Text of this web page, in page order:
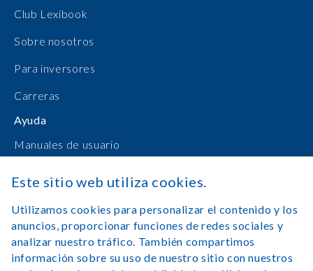
Club Lexibook
Sobre nosotros
Para inversores
Carreras
Ayuda
Manuales de usuario
Registrarse
Este sitio web utiliza cookies.
Utilizamos cookies para personalizar el contenido y los
anuncios, proporcionar funciones de redes sociales y
analizar nuestro tráfico. También compartimos
información sobre su uso de nuestro sitio con nuestros